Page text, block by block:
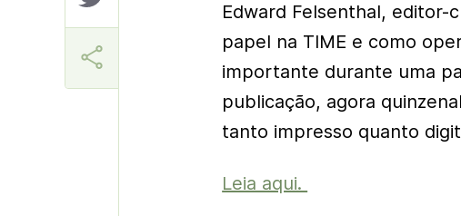
Edward Felsenthal, editor-
papel na TIME e como
importante durante uma
publicação, agora
tanto impresso quanto
Leia aqui.